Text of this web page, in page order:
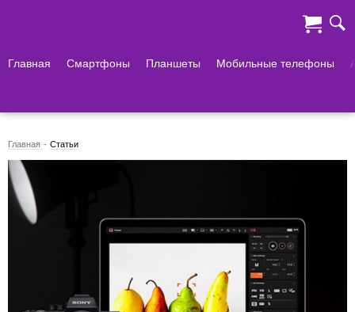
Главная Смартфоны Планшеты Мобильные телефоны
Главная Статьи